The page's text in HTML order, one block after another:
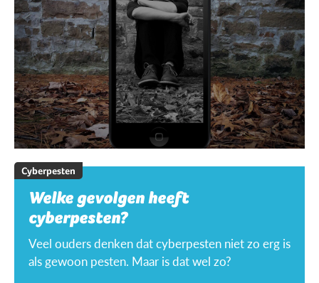
Cyberpesten
Welke gevolgen heeft
cyberpesten?
Veel ouders denken dat cyberpesten niet zo erg is
als gewoon pesten. Maar is dat wel zo?